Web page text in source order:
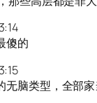
傻的
无脑类型，全部